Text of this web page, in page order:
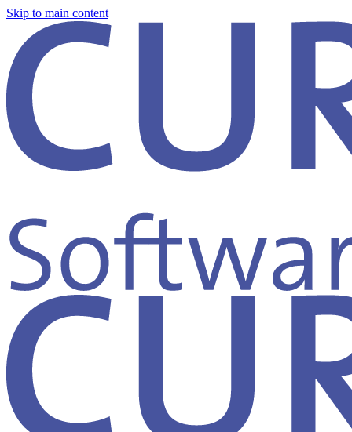
Skip to main content